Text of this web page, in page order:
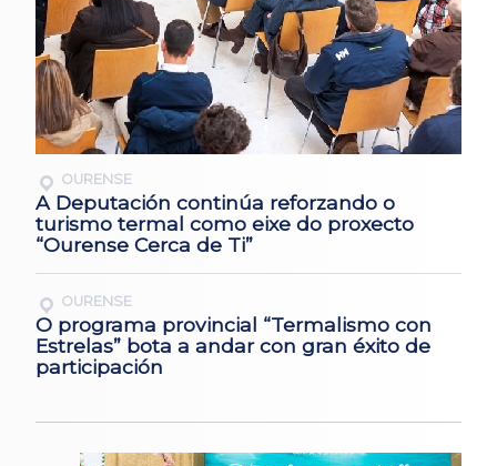
OURENSE
A Deputación continúa reforzando o
turismo termal como eixe do proxecto
“Ourense Cerca de Ti”
OURENSE
O programa provincial “Termalismo con
Estrelas” bota a andar con gran éxito de
participación